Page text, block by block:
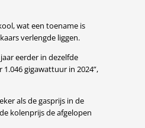
wat een toename is
verlengde liggen.
eerder in dezelfde
gigawattuur in 2024”,
als de gasprijs in de
kolenprijs de afgelopen